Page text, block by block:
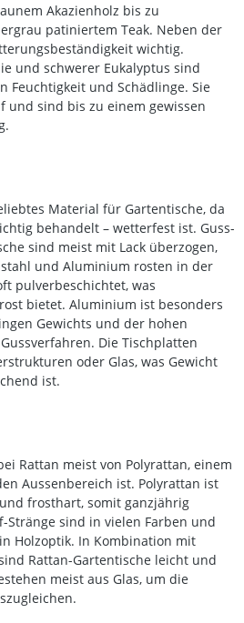
Akazienholz bis zu
patiniertem Teak. Neben der
wichtig.
und schwerer Eukalyptus sind
Feuchtigkeit und Schädlinge. Sie
und sind bis zu einem gewissen
Material für Gartentische, da
behandelt – wetterfest ist. Guss-
sind meist mit Lack überzogen,
und Aluminium rosten in der
pulverbeschichtet, was
bietet. Aluminium ist besonders
Gewichts und der hohen
Die Tischplatten
oder Glas, was Gewicht
ist.
Rattan meist von Polyrattan, einem
Aussenbereich ist. Polyrattan ist
frosthart, somit ganzjährig
Stränge sind in vielen Farben und
Holzoptik. In Kombination mit
Rattan-Gartentische leicht und
meist aus Glas, um die